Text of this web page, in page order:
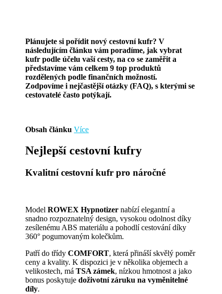
Plánujete si pořídit nový cestovní kufr? V
následujícím článku vám poradíme, jak vybrat
kufr podle účelu vaší cesty, na co se zaměřit a
představíme vám celkem 9 top produktů
rozdělených podle finančních možností.
Zodpovíme i nejčastější otázky (FAQ), s kterými se
cestovatelé často potýkají.
Obsah článku Více
Nejlepší cestovní kufry
Kvalitní cestovní kufr pro náročné
ModelROWEX Hypnotizer nabízí elegantní a
snadno rozpoznatelný design, vysokou odolnost díky
zesílenému ABS materiálu a pohodlí cestování díky
360° pogumovaným kolečkům.
Patří do třídyCOMFORT, která přináší skvělý poměr
ceny a kvality. K dispozici je v několika objemech a
velikostech, máTSA zámek, nízkou hmotnost a jako
bonus poskytujedoživotní záruku na vyměnitelné
díly.